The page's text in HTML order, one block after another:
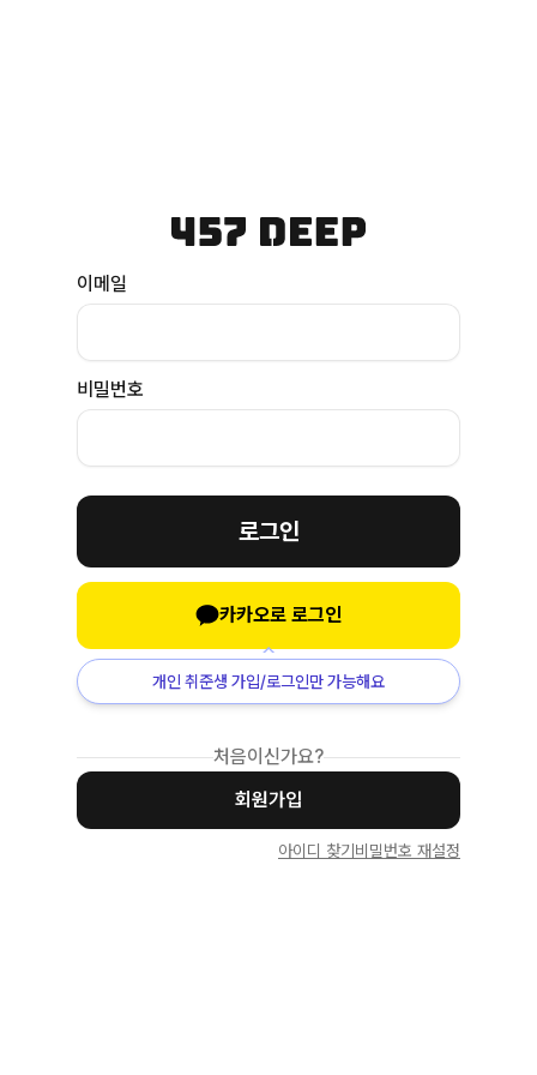
이메일
비밀번호
로그인
카카오로 로그인
개인 취준생 가입/로그인만 가능해요
처음이신가요?
회원가입
아이디 찾기 비밀번호 재설정